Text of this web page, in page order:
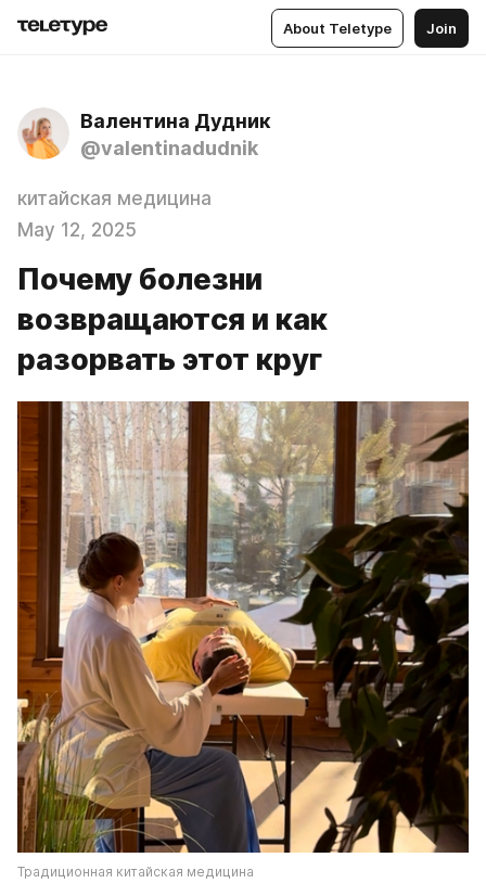
About Teletype Join
Валентина Дудник
@valentinadudnik
китайская медицина
May 12, 2025
Почему болезни
возвращаются и как
разорвать этот круг
Традиционная китайская медицина